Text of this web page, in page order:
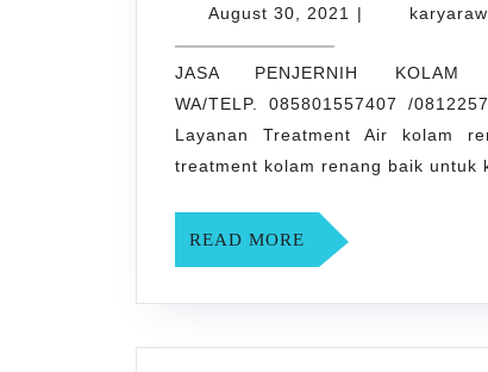
August 30, 2021
August
|
JASA PENJERNIH KOLAM
WA/TELP. 085801557407 /
Layanan Treatment Air kolam
treatment kolam renang baik untuk
READ MORE READ
MORE